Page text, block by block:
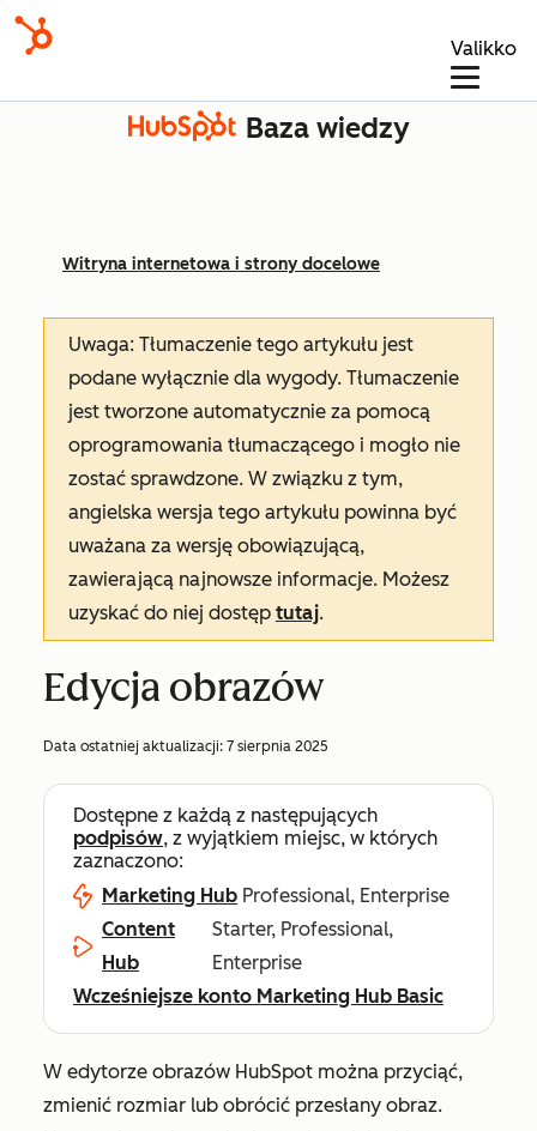
Valikko
Baza wiedzy
Witryna internetowa i strony docelowe
Uwaga: Tłumaczenie tego artykułu jest
podane wyłącznie dla wygody. Tłumaczenie
jest tworzone automatycznie za pomocą
oprogramowania tłumaczącego i mogło nie
zostać sprawdzone. W związku z tym,
angielska wersja tego artykułu powinna być
uważana za wersję obowiązującą,
zawierającą najnowsze informacje. Możesz
uzyskać do niej dostęp tutaj.
Edycja obrazów
Data ostatniej aktualizacji: 7 sierpnia 2025
Dostępne z każdą z następujących
podpisów, z wyjątkiem miejsc, w których
zaznaczono:
Marketing Hub Professional, Enterprise
Content
Hub
Starter, Professional,
Enterprise
Wcześniejsze konto Marketing Hub Basic
W edytorze obrazów HubSpot można przyciąć,
zmienić rozmiar lub obrócić przesłany obraz.